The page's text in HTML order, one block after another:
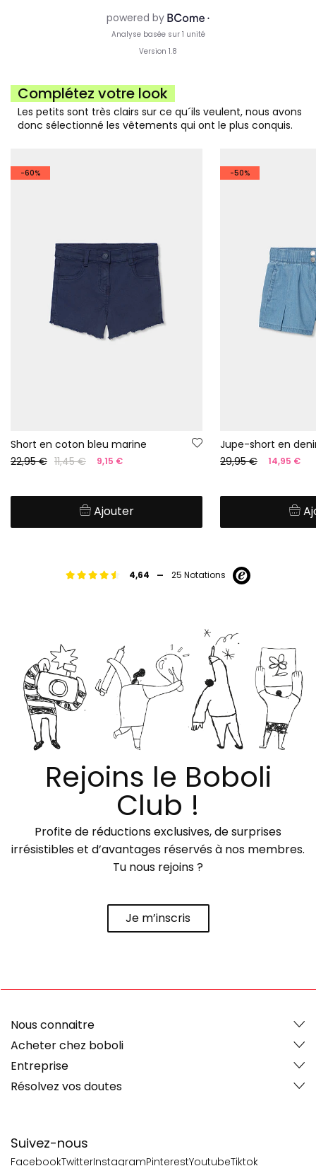
Complétez votre look
Les petits sont très clairs sur ce qu´ils veulent, nous avons
donc sélectionné les vêtements qui ont le plus conquis.
-60%
Short en coton bleu marine
22,95 € 11,45 € 9,15 €
Ajouter
-50%
Jupe-short en
29,95 €
14,95 €
4,64 - 25 Notations
Rejoins le Boboli
Club !
Profite de réductions exclusives, de surprises
irrésistibles et d’avantages réservés à nos membres.
Tu nous rejoins ?
Je m’inscris
Suivez-nous
FacebookTwitterInstagramPinterestYoutubeTiktok
Nous connaitre
Acheter chez boboli
Entreprise
Résolvez vos doutes